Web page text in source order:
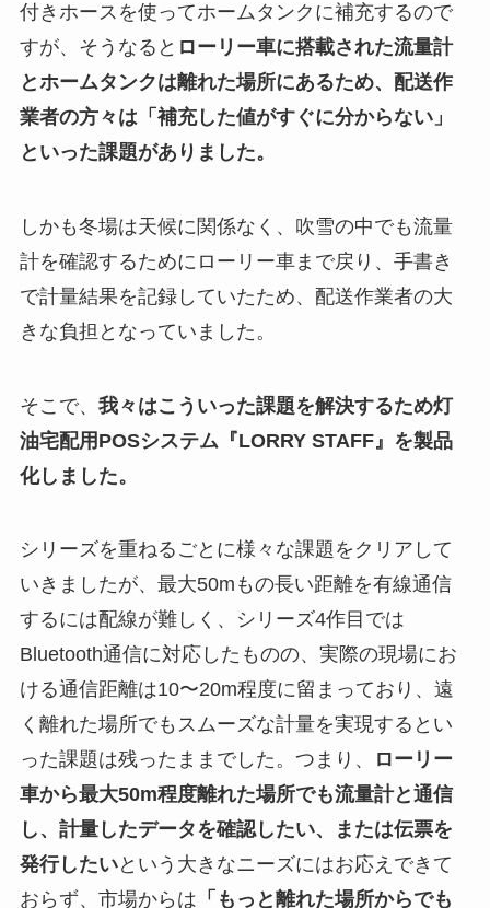
付きホースを使ってホームタンクに補充するので
すが、そうなると ローリー車に搭載された流量計
とホームタンクは離れた場所にあるため、配送作
業者の方々は「補充した値がすぐに分からない」
といった課題がありました。
しかも冬場は天候に関係なく、吹雪の中でも流量
計を確認するためにローリー車まで戻り、手書き
で計量結果を記録していたため、配送作業者の大
きな負担となっていました。
そこで、 我々はこういった課題を解決するため灯
油宅配用POSシステム『LORRY STAFF』を製品
化しました。
シリーズを重ねるごとに様々な課題をクリアして
いきましたが、最大50mもの長い距離を有線通信
するには配線が難しく、シリーズ4作目では
Bluetooth通信に対応したものの、実際の現場にお
ける通信距離は10〜20m程度に留まっており、遠
く離れた場所でもスムーズな計量を実現するとい
った課題は残ったままでした。つまり、
ローリー
車から最大50m程度離れた場所でも流量計と通信
し、計量したデータを確認したい、または伝票を
発行したいという大きなニーズにはお応えできて
おらず、市場からは 「もっと離れた場所からでも